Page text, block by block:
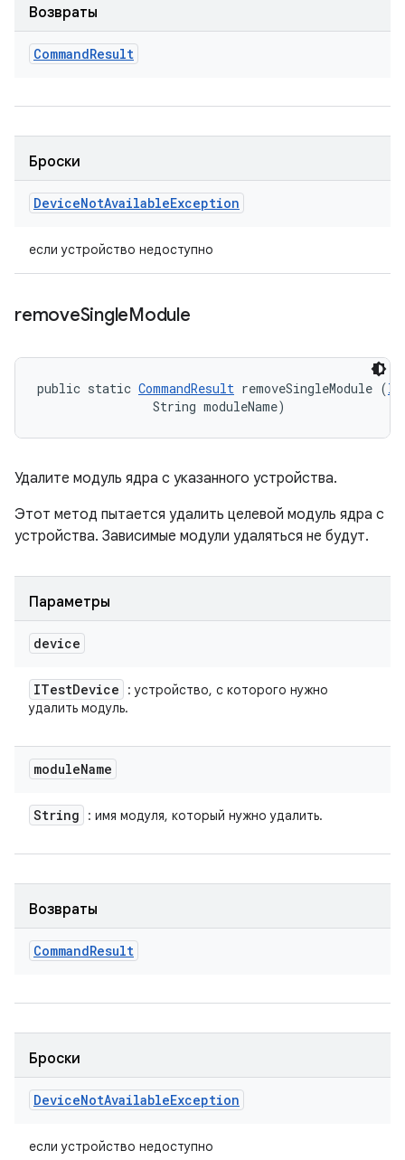
Возвраты
CommandResult
Броски
DeviceNotAvailableException
если устройство недоступно
removeSingleModule
public static CommandResult removeSingleModule (
                String moduleName)
Удалите модуль ядра с указанного устройства.
Этот метод пытается удалить целевой модуль ядра с
устройства. Зависимые модули удаляться не будут.
Параметры
device
ITestDevice
: устройство, с которого нужно
удалить модуль.
moduleName
String : имя модуля, который нужно удалить.
Возвраты
CommandResult
Броски
DeviceNotAvailableException
если устройство недоступно